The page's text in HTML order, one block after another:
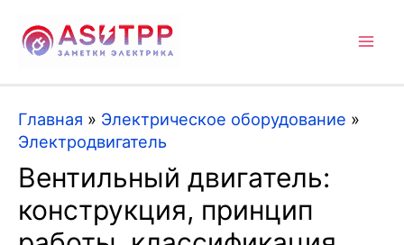
Главная » Электрическое оборудование »
Электродвигатель
Вентильный двигатель:
конструкция, принцип